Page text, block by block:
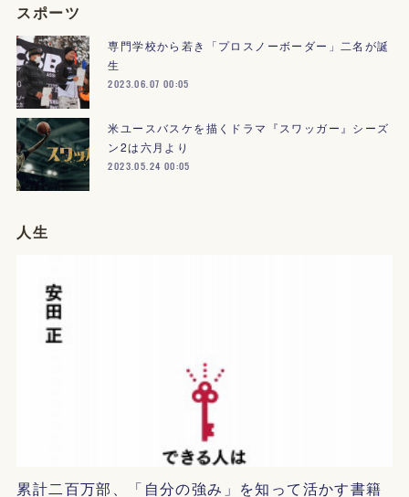
スポーツ
専門学校から若き「プロスノーボーダー」二名が誕
生
2023.06.07 00:05
米ユースバスケを描くドラマ『スワッガー』シーズ
ン2は六月より
2023.05.24 00:05
人生
累計二百万部、「自分の強み」を知って活かす書籍